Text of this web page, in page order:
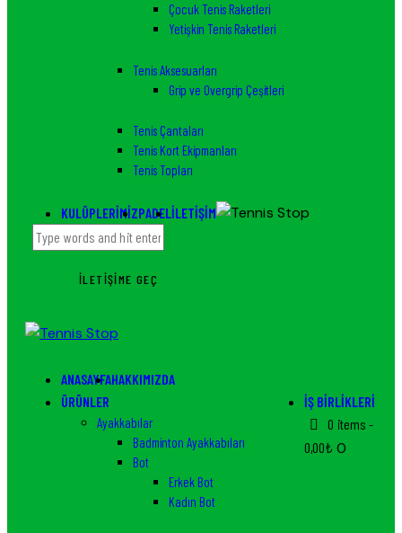
Çocuk Tenis Raketleri
Yetişkin Tenis Raketleri
Tenis Aksesuarları
Grip ve Overgrip Çeşitleri
Tenis Çantaları
Tenis Kort Ekipmanları
Tenis Topları
KULÜPLERIMIZPADEL İLETIŞIM
İLETIŞIME GEÇ
ANASAYFAHAKKIMIZDA
ÜRÜNLER
Ayakkabılar
Badminton Ayakkabıları
Bot
Erkek Bot
Kadın Bot
İŞ BIRLIKLERI
0 items -
0,00₺ 0